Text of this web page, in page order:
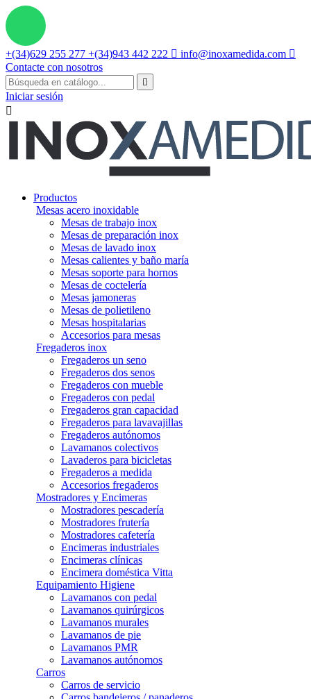
+(34)629 255 277 +(34)943 442 222  info@inoxamedida.com 
Contacte con nosotros

Iniciar sesión

Productos
Mesas acero inoxidable
Mesas de trabajo inox
Mesas de preparación inox
Mesas de lavado inox
Mesas calientes y baño maría
Mesas soporte para hornos
Mesas de coctelería
Mesas jamoneras
Mesas de polietileno
Mesas hospitalarias
Accesorios para mesas
Fregaderos inox
Fregaderos un seno
Fregaderos dos senos
Fregaderos con mueble
Fregaderos con pedal
Fregaderos gran capacidad
Fregaderos para lavavajillas
Fregaderos autónomos
Lavamanos colectivos
Lavaderos para bicicletas
Fregaderos a medida
Accesorios fregaderos
Mostradores y Encimeras
Mostradores pescadería
Mostradores frutería
Mostradores cafetería
Encimeras industriales
Encimeras clínicas
Encimera doméstica Vitta
Equipamiento Higiene
Lavamanos con pedal
Lavamanos quirúrgicos
Lavamanos murales
Lavamanos de pie
Lavamanos PMR
Lavamanos autónomos
Carros
Carros de servicio